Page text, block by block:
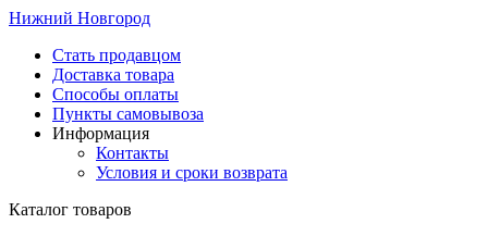
Нижний Новгород
Стать продавцом
Доставка товара
Способы оплаты
Пункты самовывоза
Информация
Контакты
Условия и сроки возврата
Каталог товаров